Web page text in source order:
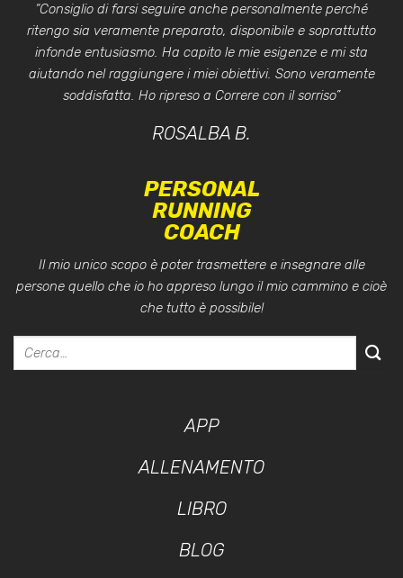
“Consiglio di farsi seguire anche personalmente perché
ritengo sia veramente preparato, disponibile e soprattutto
infonde entusiasmo. Ha capito le mie esigenze e mi sta
aiutando nel raggiungere i miei obiettivi. Sono veramente
soddisfatta. Ho ripreso a Correre con il sorriso”
ROSALBA B.
PERSONAL
RUNNING
COACH
Il mio unico scopo è poter trasmettere e insegnare alle
persone quello che io ho appreso lungo il mio cammino e cioè
che tutto è possibile!
APP
ALLENAMENTO
LIBRO
BLOG